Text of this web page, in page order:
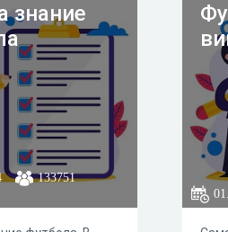
знание
133751